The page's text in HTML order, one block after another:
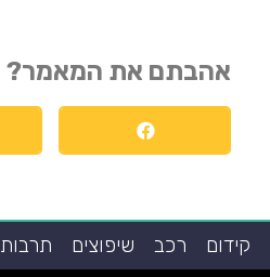
אהבתם את המאמר?
קידום רכב שיפוצים תרבות